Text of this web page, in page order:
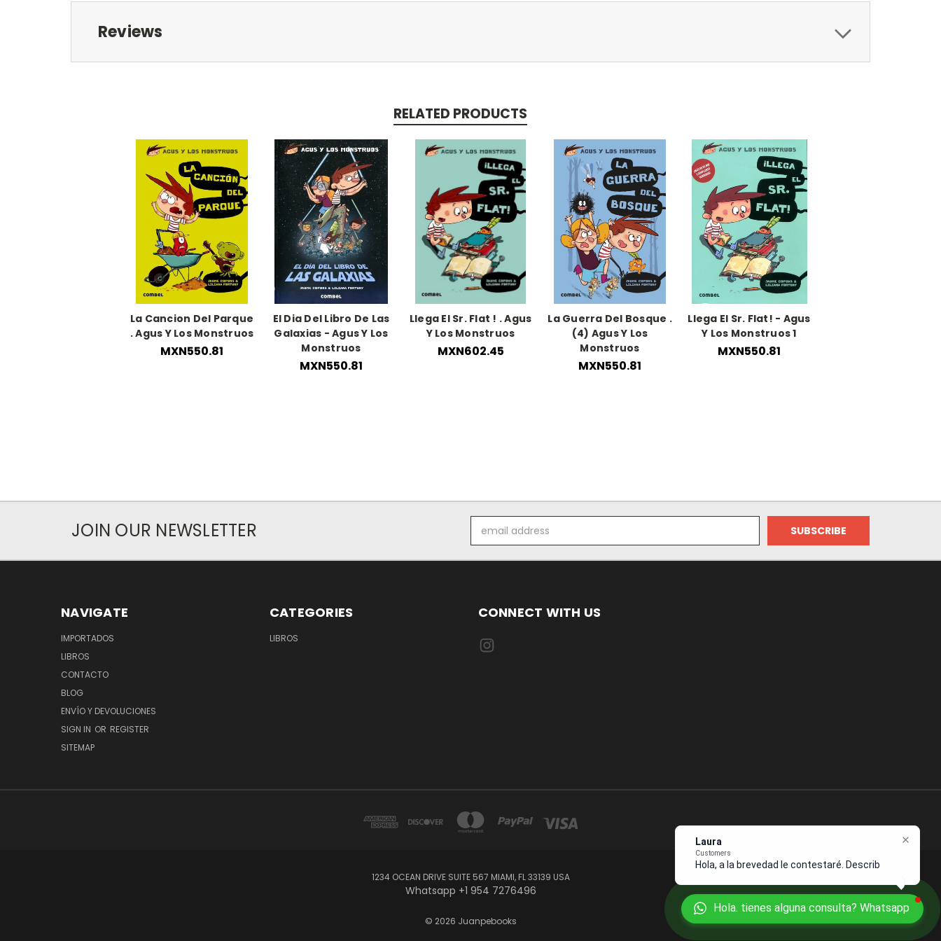
Reviews
RELATED PRODUCTS
La Cancion Del Parque
. Agus Y Los Monstruos
MXN550.81
El Dia Del Libro De Las
Galaxias - Agus Y Los
Monstruos
MXN550.81
Llega El Sr. Flat ! . Agus
Y Los Monstruos
MXN602.45
La Guerra Del Bosque .
(4) Agus Y Los
Monstruos
MXN550.81
Llega El Sr. Flat! - Agus
Y Los Monstruos 1
MXN550.81
JOIN OUR NEWSLETTER
Address
NAVIGATE
IMPORTADOS
LIBROS
CONTACTO
BLOG
ENVÍO Y DEVOLUCIONES
SIGN IN OR REGISTER
SITEMAP
CATEGORIES
LIBROS
CONNECT WITH US
1234 OCEAN DRIVE SUITE 567 MIAMI, FL 33139 USA
Whatsapp +1 954 7276496
© 2026 Juanpebooks